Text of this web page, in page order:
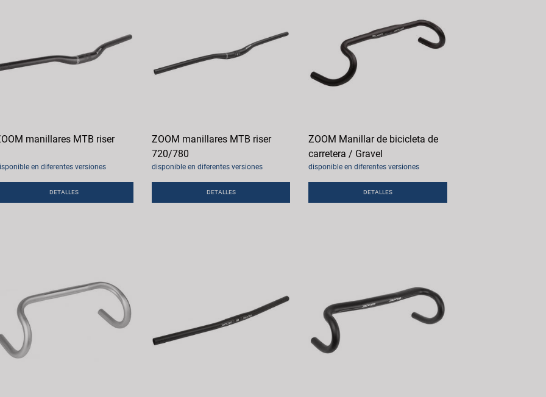
manillares MTB riser
en diferentes versiones
DETALLES
ZOOM manillares MTB riser
720/780
disponible en diferentes versiones
DETALLES
ZOOM Manillar de bicicleta de
carretera / Gravel
disponible en diferentes versiones
DETALLES